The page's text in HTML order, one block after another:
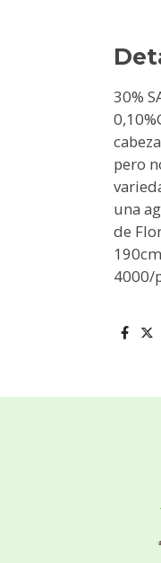
30%
pero
una
de
4000/